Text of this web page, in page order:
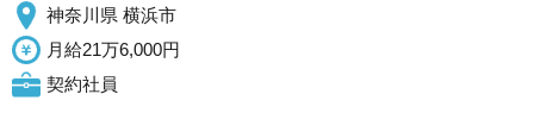
神奈川県 横浜市
月給21万6,000円
契約社員